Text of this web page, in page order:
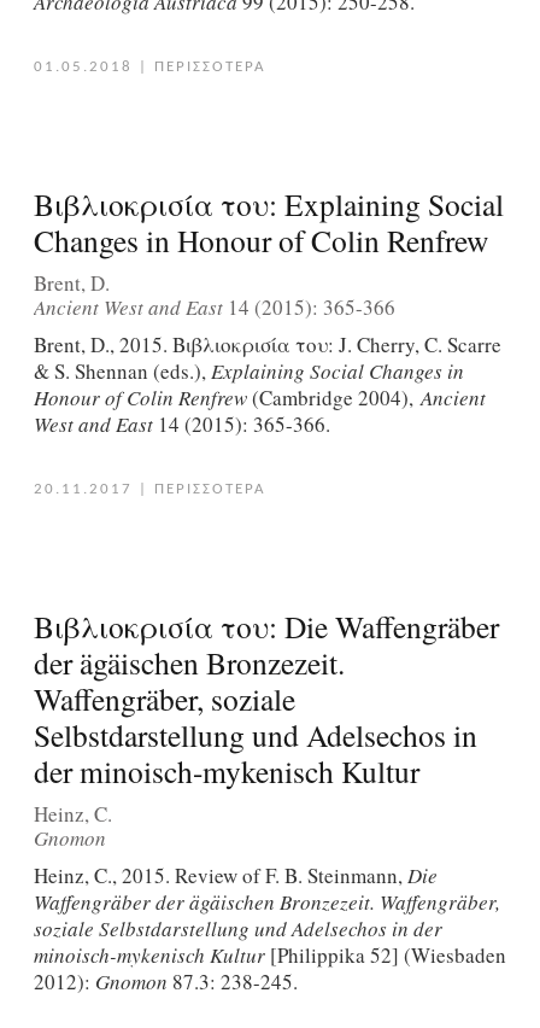
01.05.2018 ΠΕΡΙΣΣΟΤΕΡΑ
Βιβλιοκρισία του: Explaining Social
Changes in Honour of Colin Renfrew
Brent, D.
Ancient West and East14 (2015): 365-366
Brent, D., 2015. Βιβλιοκρισία του: J. Cherry, C. Scarre
& S. Shennan (eds.),Explaining Social Changes in
Honour of Colin Renfrew(Cambridge 2004),Ancient
West and East14 (2015): 365-366.
20.11.2017 ΠΕΡΙΣΣΟΤΕΡΑ
Βιβλιοκρισία του: Die Waffengräber
der ägäischen Bronzezeit.
Waffengräber, soziale
Selbstdarstellung und Adelsechos in
der minoisch-mykenisch Kultur
Heinz, C.
Gnomon
Heinz, C., 2015. Review of F. B. Steinmann,Die
Waffengräber der ägäischen Bronzezeit. Waffengräber,
soziale Selbstdarstellung und Adelsechos in der
minoisch-mykenisch Kultur [Philippika 52] (Wiesbaden
2012): Gnomon 87.3: 238-245.